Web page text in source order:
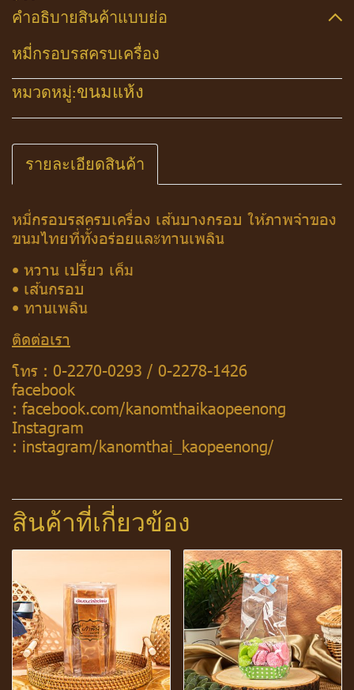
คำอธิบายสินค้าแบบย่อ
หมี่กรอบรสครบเครื่อง
หมวดหมู่:ขนมแห้ง
รายละเอียดสินค้า
หมี่กรอบรสครบเครื่อง เส้นบางกรอบ ให้ภาพจำของ
ขนมไทยที่ทั้งอร่อยและทานเพลิน
• หวาน เปรี้ยว เค็ม
• เส้นกรอบ
• ทานเพลิน
ติดต่อเรา
โทร : 0-2270-0293 / 0-2278-1426
facebook
: facebook.com/kanomthaikaopeenong
Instagram
: instagram/kanomthai_kaopeenong/
สินค้าที่เกี่ยวข้อง